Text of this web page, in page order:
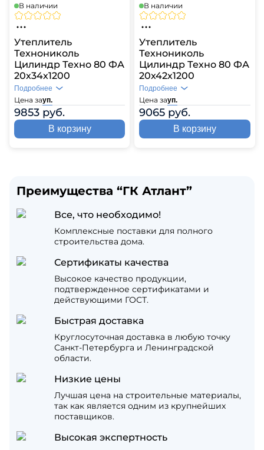
В наличии
Утеплитель
Технониколь
Цилиндр Техно 80 ФА
20х34х1200
Цена зауп.
9853 руб.
Подробнее
В корзину
В наличии
Утеплитель
Технониколь
Цилиндр Техно 80 ФА
20х42х1200
Цена зауп.
9065 руб.
Подробнее
В корзину
Преимущества “ГК Атлант”
Все, что необходимо!
Комплексные поставки для полного
строительства дома.
Сертификаты качества
Высокое качество продукции,
подтвержденное сертификатами и
действующими ГОСТ.
Быстрая доставка
Круглосуточная доставка в любую точку
Санкт-Петербурга и Ленинградской
области.
Низкие цены
Лучшая цена на строительные материалы,
так как является одним из крупнейших
поставщиков.
Высокая экспертность